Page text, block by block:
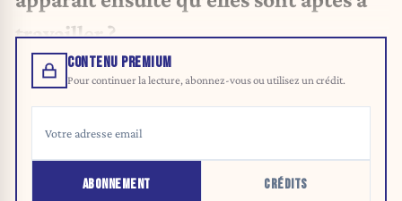
travailler ?
CONTENU PREMIUM
Pour continuer la lecture, abonnez-vous ou utilisez un crédit.
ABONNEMENT CRÉDITS